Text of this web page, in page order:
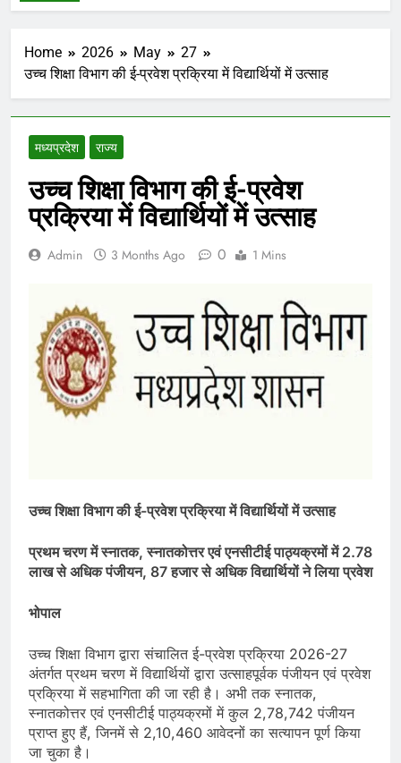
Home 2026 May
27
उच्च शिक्षा विभाग की ई-प्रवेश प्रक्रिया में विद्यार्थियों में उत्साह
मध्‍यप्रदेश राज्य
उच्च शिक्षा विभाग की ई-प्रवेश
प्रक्रिया में विद्यार्थियों में उत्साह
Admin 3 Months Ago 0 1 Mins
उच्च शिक्षा विभाग की ई-प्रवेश प्रक्रिया में विद्यार्थियों में उत्साह
प्रथम चरण में स्नातक, स्नातकोत्तर एवं एनसीटीई पाठ्यक्रमों में 2.78
लाख से अधिक पंजीयन, 87 हजार से अधिक विद्यार्थियों ने लिया प्रवेश
भोपाल
उच्च शिक्षा विभाग द्वारा संचालित ई-प्रवेश प्रक्रिया 2026-27
अंतर्गत प्रथम चरण में विद्यार्थियों द्वारा उत्साहपूर्वक पंजीयन एवं प्रवेश
प्रक्रिया में सहभागिता की जा रही है। अभी तक स्नातक,
स्नातकोत्तर एवं एनसीटीई पाठ्यक्रमों में कुल 2,78,742 पंजीयन
प्राप्त हुए हैं, जिनमें से 2,10,460 आवेदनों का सत्यापन पूर्ण किया
जा चुका है।